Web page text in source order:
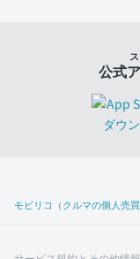
モビリコ（クルマの個人売買
公式